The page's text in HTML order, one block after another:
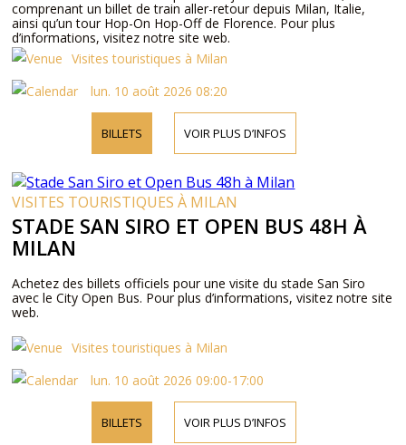
comprenant un billet de train aller-retour depuis Milan, Italie,
ainsi qu’un tour Hop-On Hop-Off de Florence. Pour plus
d’informations, visitez notre site web.
Visites touristiques à Milan
lun. 10 août 2026 08:20
BILLETS VOIR PLUS D’INFOS
VISITES TOURISTIQUES À MILAN
STADE SAN SIRO ET OPEN BUS 48H À
MILAN
Achetez des billets officiels pour une visite du stade San Siro
avec le City Open Bus. Pour plus d’informations, visitez notre site
web.
Visites touristiques à Milan
lun. 10 août 2026 09:00-17:00
BILLETS VOIR PLUS D’INFOS